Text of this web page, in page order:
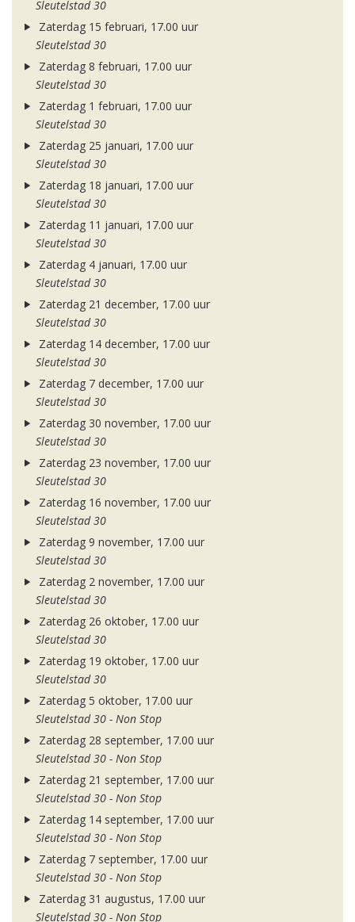
Sleutelstad 30
Zaterdag 15 februari, 17.00 uur
Sleutelstad 30
Zaterdag 8 februari, 17.00 uur
Sleutelstad 30
Zaterdag 1 februari, 17.00 uur
Sleutelstad 30
Zaterdag 25 januari, 17.00 uur
Sleutelstad 30
Zaterdag 18 januari, 17.00 uur
Sleutelstad 30
Zaterdag 11 januari, 17.00 uur
Sleutelstad 30
Zaterdag 4 januari, 17.00 uur
Sleutelstad 30
Zaterdag 21 december, 17.00 uur
Sleutelstad 30
Zaterdag 14 december, 17.00 uur
Sleutelstad 30
Zaterdag 7 december, 17.00 uur
Sleutelstad 30
Zaterdag 30 november, 17.00 uur
Sleutelstad 30
Zaterdag 23 november, 17.00 uur
Sleutelstad 30
Zaterdag 16 november, 17.00 uur
Sleutelstad 30
Zaterdag 9 november, 17.00 uur
Sleutelstad 30
Zaterdag 2 november, 17.00 uur
Sleutelstad 30
Zaterdag 26 oktober, 17.00 uur
Sleutelstad 30
Zaterdag 19 oktober, 17.00 uur
Sleutelstad 30
Zaterdag 5 oktober, 17.00 uur
Sleutelstad 30 - Non Stop
Zaterdag 28 september, 17.00 uur
Sleutelstad 30 - Non Stop
Zaterdag 21 september, 17.00 uur
Sleutelstad 30 - Non Stop
Zaterdag 14 september, 17.00 uur
Sleutelstad 30 - Non Stop
Zaterdag 7 september, 17.00 uur
Sleutelstad 30 - Non Stop
Zaterdag 31 augustus, 17.00 uur
Sleutelstad 30 - Non Stop